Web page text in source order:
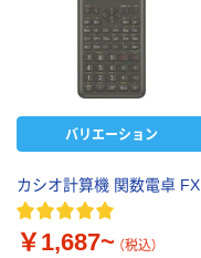
バリエーション
カシオ計算機 関数電卓 FX
￥1,687~ （税込）